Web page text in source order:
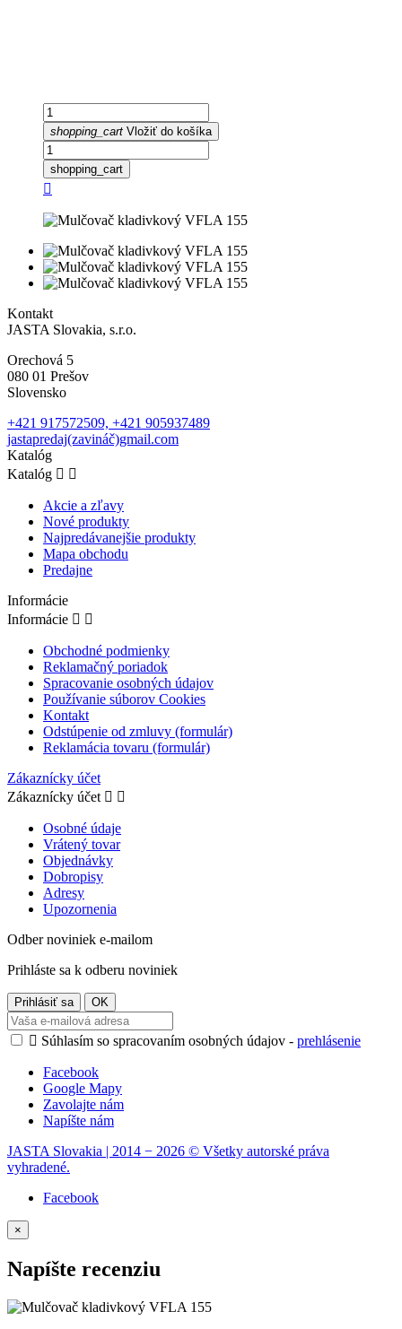
shopping_cart Vložiť do košíka
shopping_cart

Kontakt
JASTA Slovakia, s.r.o.
Orechová 5
080 01 Prešov
Slovensko
+421 917572509, +421 905937489
jastapredaj(zavináč)gmail.com
Katalóg
Katalóg  
Akcie a zľavy
Nové produkty
Najpredávanejšie produkty
Mapa obchodu
Predajne
Informácie
Informácie  
Obchodné podmienky
Reklamačný poriadok
Spracovanie osobných údajov
Používanie súborov Cookies
Kontakt
Odstúpenie od zmluvy (formulár)
Reklamácia tovaru (formulár)
Zákaznícky účet
Zákaznícky účet  
Osobné údaje
Vrátený tovar
Objednávky
Dobropisy
Adresy
Upozornenia
Odber noviniek e-mailom
Prihláste sa k odberu noviniek
 Súhlasím so spracovaním osobných údajov - prehlásenie
Facebook
Google Mapy
Zavolajte nám
Napíšte nám
JASTA Slovakia | 2014 − 2026 © Všetky autorské práva
vyhradené.
Facebook
×
Napíšte recenziu